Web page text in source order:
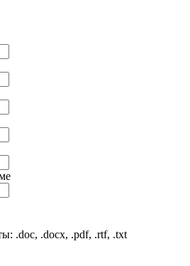
.doc, .docx, .pdf, .rtf, .txt